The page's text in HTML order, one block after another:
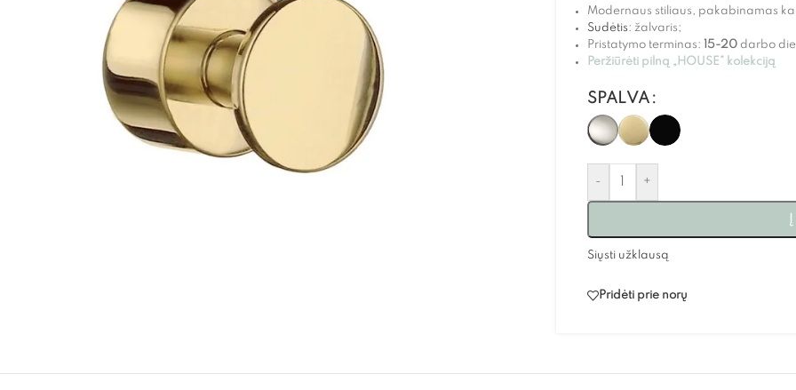
Modernaus stiliaus, pakabinamas
Sudėtis: žalvaris;
Pristatymo terminas:
15-20darbo
Peržiūrėti pilną „HOUSE” kolekciją
SPALVA
- +
Siųsti užklausą
Pridėti prie norų